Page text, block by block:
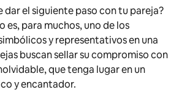
dar el siguiente paso con tu pareja?
es, para muchos, uno de los
y representativos en una
buscan sellar su compromiso con
que tenga lugar en un
y encantador.